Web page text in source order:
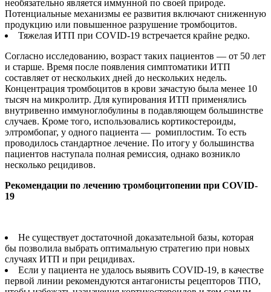
необязательно является иммунной по своей природе.
Потенциальные механизмы ее развития включают сниженную
продукцию или повышенное разрушение тромбоцитов.
Тяжелая ИТП при COVID-19 встречается крайне редко.
Согласно исследованию, возраст таких пациентов — от 50 лет
и старше. Время после появления симптоматики ИТП
составляет от нескольких дней до нескольких недель.
Концентрация тромбоцитов в крови зачастую была менее 10
тысяч на микролитр. Для купирования ИТП применялись
внутривенно иммуноглобулины в подавляющем большинстве
случаев. Кроме того, использовались кортикостероиды,
элтромбопаг, у одного пациента — ромиплостим. То есть
проводилось стандартное лечение. По итогу у большинства
пациентов наступала полная ремиссия, однако возникло
несколько рецидивов.
Рекомендации по лечению тромбоцитопении при COVID-
19
Не существует достаточной доказательной базы, которая
бы позволила выбрать оптимальную стратегию при новых
случаях ИТП и при рецидивах.
Если у пациента не удалось выявить COVID-19, в качестве
первой линии рекомендуются антагонисты рецепторов ТПО,